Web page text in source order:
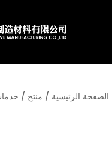
الصفحة الرئيسية / منتج /